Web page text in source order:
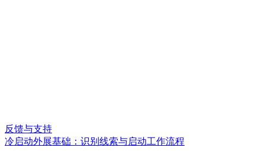
反馈与支持
冷启动外展基础：识别线索与启动工作流程